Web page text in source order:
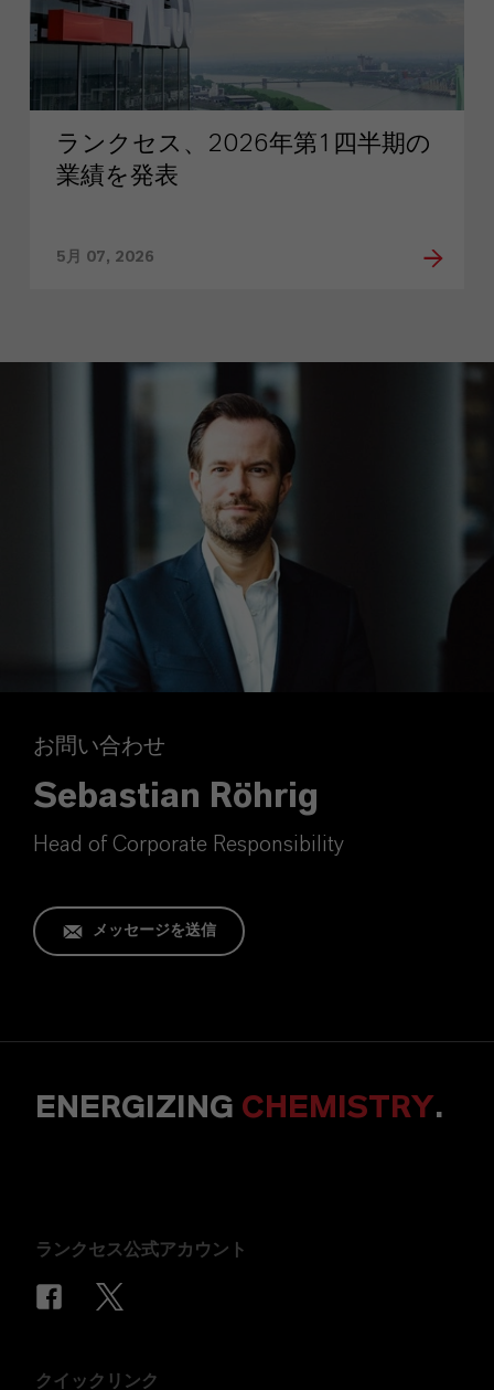
ランクセス、2026年第1四半期の
業績を発表
5月 07, 2026
お問い合わせ
Sebastian Röhrig
Head of Corporate Responsibility
メッセージを送信
ENERGIZING CHEMISTRY.
ランクセス公式アカウント
クイックリンク